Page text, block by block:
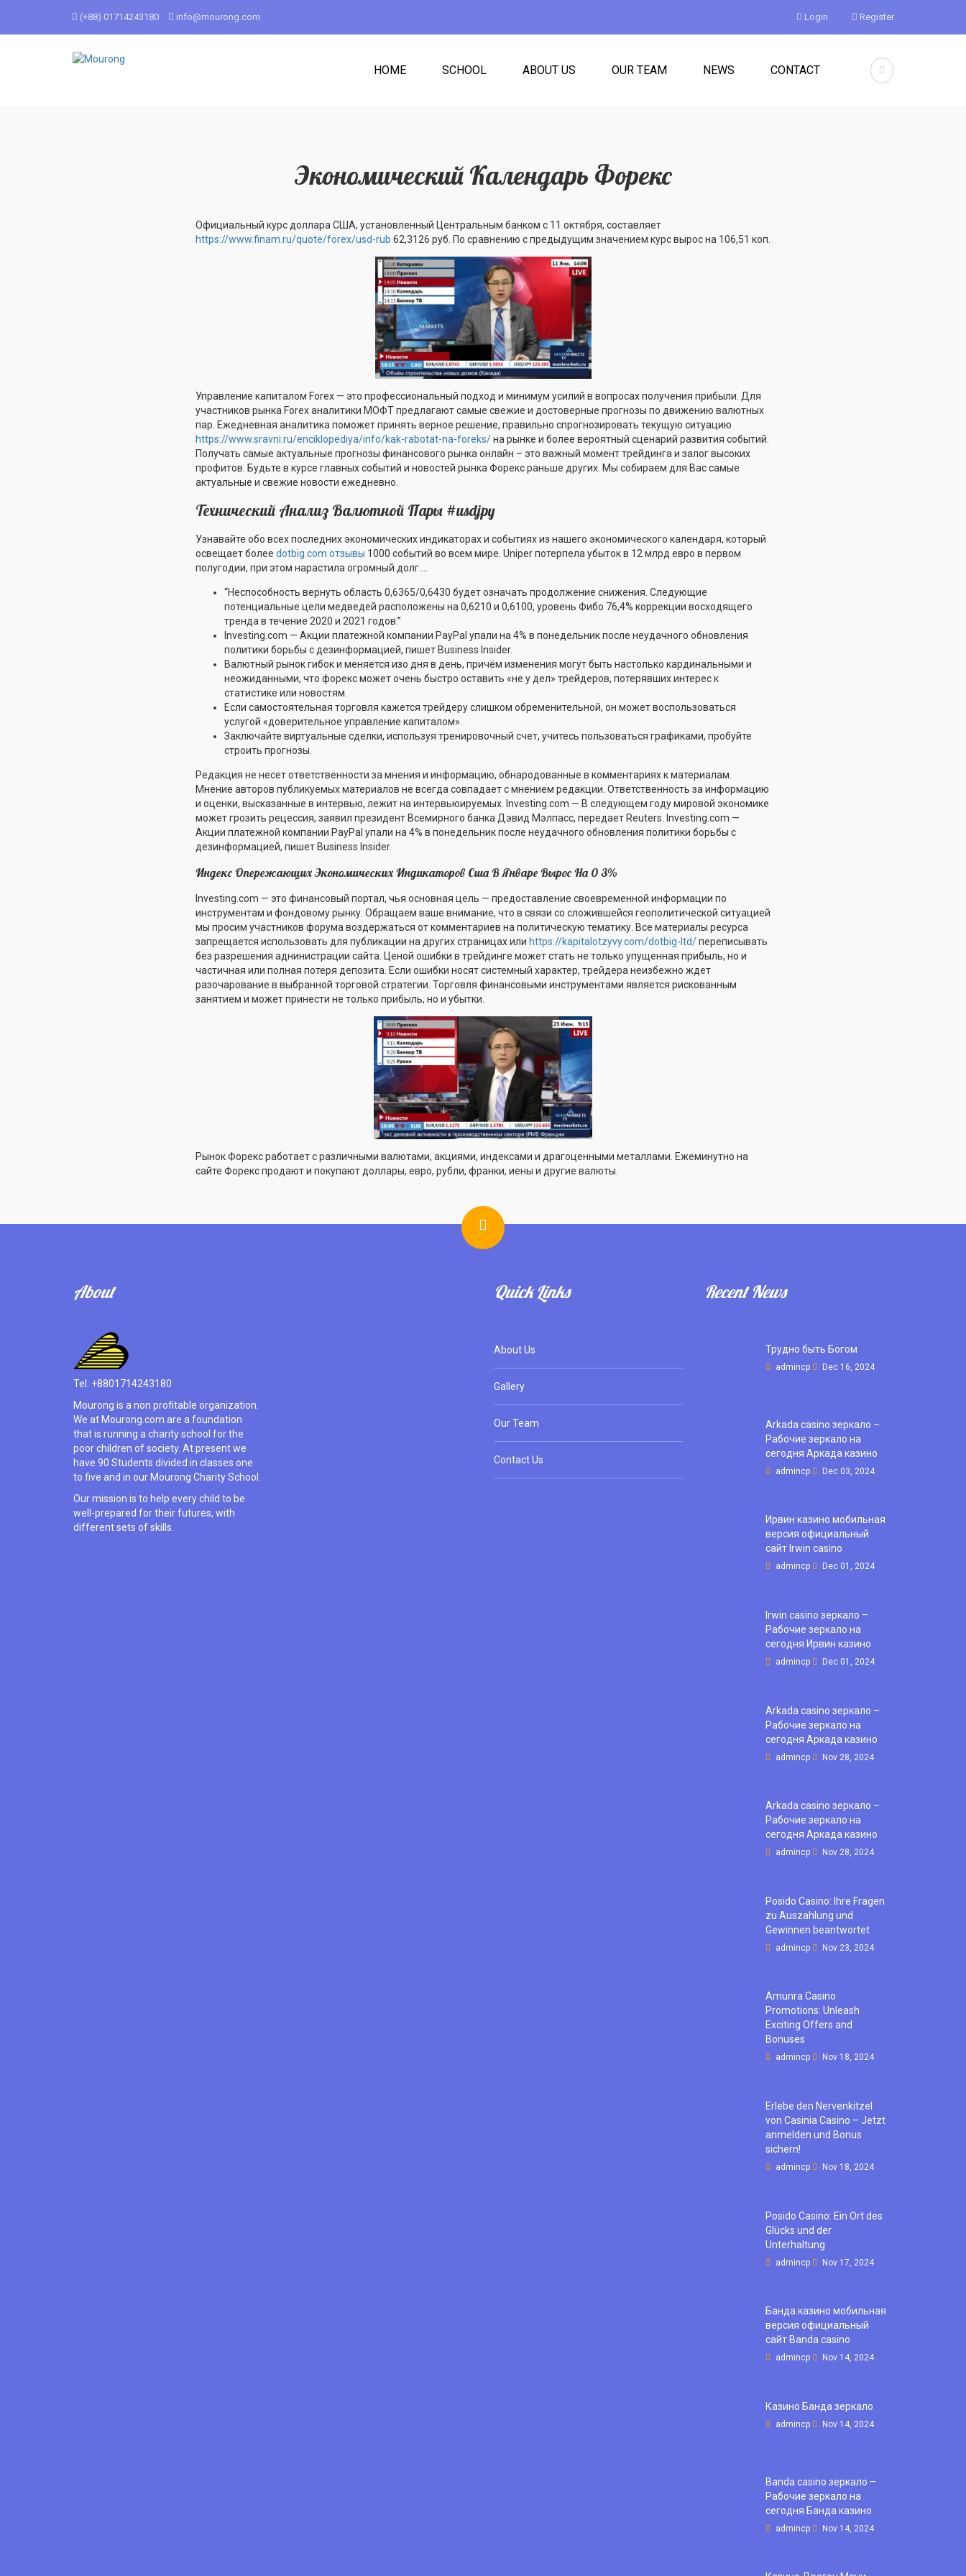
(+88) 01714243180 info@mourong.com Login Register
HOME SCHOOL ABOUT US OUR TEAM NEWS CONTACT
Экономический Календарь Форекс
Официальный курс доллара США, установленный Центральным банком с 11 октября, составляет
https://www.finam.ru/quote/forex/usd-rub 62,3126 руб. По сравнению с предыдущим значением курс вырос на 106,51 коп.
Управление капиталом Forex — это профессиональный подход и минимум усилий в вопросах получения прибыли. Для
участников рынка Forex аналитики МОФТ предлагают самые свежие и достоверные прогнозы по движению валютных
пар. Ежедневная аналитика поможет принять верное решение, правильно спрогнозировать текущую ситуацию
https://www.sravni.ru/enciklopediya/info/kak-rabotat-na-foreks/на рынке и более вероятный сценарий развития событий.
Получать самые актуальные прогнозы финансового рынка онлайн – это важный момент трейдинга и залог высоких
профитов. Будьте в курсе главных событий и новостей рынка Форекс раньше других. Мы собираем для Вас самые
актуальные и свежие новости ежедневно.
Технический Анализ Валютной Пары #usdjpy
Узнавайте обо всех последних экономических индикаторах и событиях из нашего экономического календаря, который
освещает более dotbig.com отзывы 1000 событий во всем мире. Uniper потерпела убыток в 12 млрд евро в первом
полугодии, при этом нарастила огромный долг….
“Неспособность вернуть область 0,6365/0,6430 будет означать продолжение снижения. Следующие
потенциальные цели медведей расположены на 0,6210 и 0,6100, уровень Фибо 76,4% коррекции восходящего
тренда в течение 2020 и 2021 годов.”
Investing.com — Акции платежной компании PayPal упали на 4% в понедельник после неудачного обновления
политики борьбы с дезинформацией, пишет Business Insider.
Валютный рынок гибок и меняется изо дня в день, причём изменения могут быть настолько кардинальными и
неожиданными, что форекс может очень быстро оставить «не у дел» трейдеров, потерявших интерес к
статистике или новостям.
Если самостоятельная торговля кажется трейдеру слишком обременительной, он может воспользоваться
услугой «доверительное управление капиталом».
Заключайте виртуальные сделки, используя тренировочный счет, учитесь пользоваться графиками, пробуйте
строить прогнозы.
Редакция не несет ответственности за мнения и информацию, обнародованные в комментариях к материалам.
Мнение авторов публикуемых материалов не всегда совпадает с мнением редакции. Ответственность за информацию
и оценки, высказанные в интервью, лежит на интервьюируемых. Investing.com — В следующем году мировой экономике
может грозить рецессия, заявил президент Всемирного банка Дэвид Мэлпасс, передает Reuters. Investing.com —
Акции платежной компании PayPal упали на 4% в понедельник после неудачного обновления политики борьбы с
дезинформацией, пишет Business Insider.
Индекс Опережающих Экономических Индикаторов Сша В Январе Вырос На 0 3%
Investing.com — это финансовый портал, чья основная цель — предоставление своевременной информации по
инструментам и фондовому рынку. Обращаем ваше внимание, что в связи со сложившейся геополитической ситуацией
мы просим участников форума воздержаться от комментариев на политическую тематику. Все материалы ресурса
запрещается использовать для публикации на других страницах или https://kapitalotzyvy.com/dotbig-ltd/переписывать
без разрешения аднинистрации сайта. Ценой ошибки в трейдинге может стать не только упущенная прибыль, но и
частичная или полная потеря депозита. Если ошибки носят системный характер, трейдера неизбежно ждет
разочарование в выбранной торговой стратегии. Торговля финансовыми инструментами является рискованным
занятием и может принести не только прибыль, но и убытки.
Рынок Форекс работает с различными валютами, акциями, индексами и драгоценными металлами. Ежеминутно на
сайте Форекс продают и покупают доллары, евро, рубли, франки, иены и другие валюты.
About
Tel: +8801714243180
Mourong is a non profitable organization.
We at Mourong.com are a foundation
that is running a charity school for the
poor children of society. At present we
have 90 Students divided in classes one
to five and in our Mourong Charity School.
Our mission is to help every child to be
well-prepared for their futures, with
different sets of skills.
Quick Links
About Us
Gallery
Our Team
Contact Us
Recent News
Трудно быть Богом
admincp Dec 16, 2024
Arkada casino зеркало –
Рабочие зеркало на
сегодня Аркада казино
admincp Dec 03, 2024
Ирвин казино мобильная
версия официальный
сайт Irwin casino
admincp Dec 01, 2024
Irwin casino зеркало –
Рабочие зеркало на
сегодня Ирвин казино
admincp Dec 01, 2024
Arkada casino зеркало –
Рабочие зеркало на
сегодня Аркада казино
admincp Nov 28, 2024
Arkada casino зеркало –
Рабочие зеркало на
сегодня Аркада казино
admincp Nov 28, 2024
Posido Casino: Ihre Fragen
zu Auszahlung und
Gewinnen beantwortet
admincp Nov 23, 2024
Amunra Casino
Promotions: Unleash
Exciting Offers and
Bonuses
admincp Nov 18, 2024
Erlebe den Nervenkitzel
von Casinia Casino – Jetzt
anmelden und Bonus
sichern!
admincp Nov 18, 2024
Posido Casino: Ein Ort des
Glücks und der
Unterhaltung
admincp Nov 17, 2024
Банда казино мобильная
версия официальный
сайт Banda casino
admincp Nov 14, 2024
Казино Банда зеркало
admincp Nov 14, 2024
Banda casino зеркало –
Рабочие зеркало на
сегодня Банда казино
admincp Nov 14, 2024